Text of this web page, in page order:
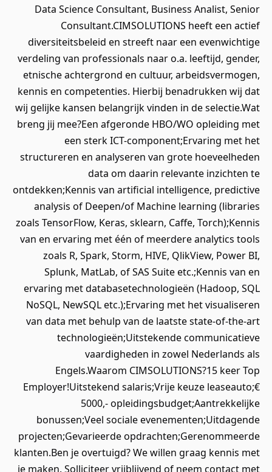
Data Science Consultant, Business Analist, Senior
Consultant.CIMSOLUTIONS heeft een actief
diversiteitsbeleid en streeft naar een evenwichtige
verdeling van professionals naar o.a. leeftijd, gender,
etnische achtergrond en cultuur, arbeidsvermogen,
kennis en competenties. Hierbij benadrukken wij dat
wij gelijke kansen belangrijk vinden in de selectie.Wat
breng jij mee?Een afgeronde HBO/WO opleiding met
een sterk ICT-component;Ervaring met het
structureren en analyseren van grote hoeveelheden
data om daarin relevante inzichten te
ontdekken;Kennis van artificial intelligence, predictive
analysis of Deepen/of Machine learning (libraries
zoals TensorFlow, Keras, sklearn, Caffe, Torch);Kennis
van en ervaring met één of meerdere analytics tools
zoals R, Spark, Storm, HIVE, QlikView, Power BI,
Splunk, MatLab, of SAS Suite etc.;Kennis van en
ervaring met databasetechnologieën (Hadoop, SQL
NoSQL, NewSQL etc.);Ervaring met het visualiseren
van data met behulp van de laatste state-of-the-art
technologieën;Uitstekende communicatieve
vaardigheden in zowel Nederlands als
Engels.Waarom CIMSOLUTIONS?15 keer Top
Employer!Uitstekend salaris;Vrije keuze leaseauto;€
5000,- opleidingsbudget;Aantrekkelijke
bonussen;Veel sociale evenementen;Uitdagende
projecten;Gevarieerde opdrachten;Gerenommeerde
klanten.Ben je overtuigd? We willen graag kennis met
je maken. Solliciteer vrijblijvend of neem contact met